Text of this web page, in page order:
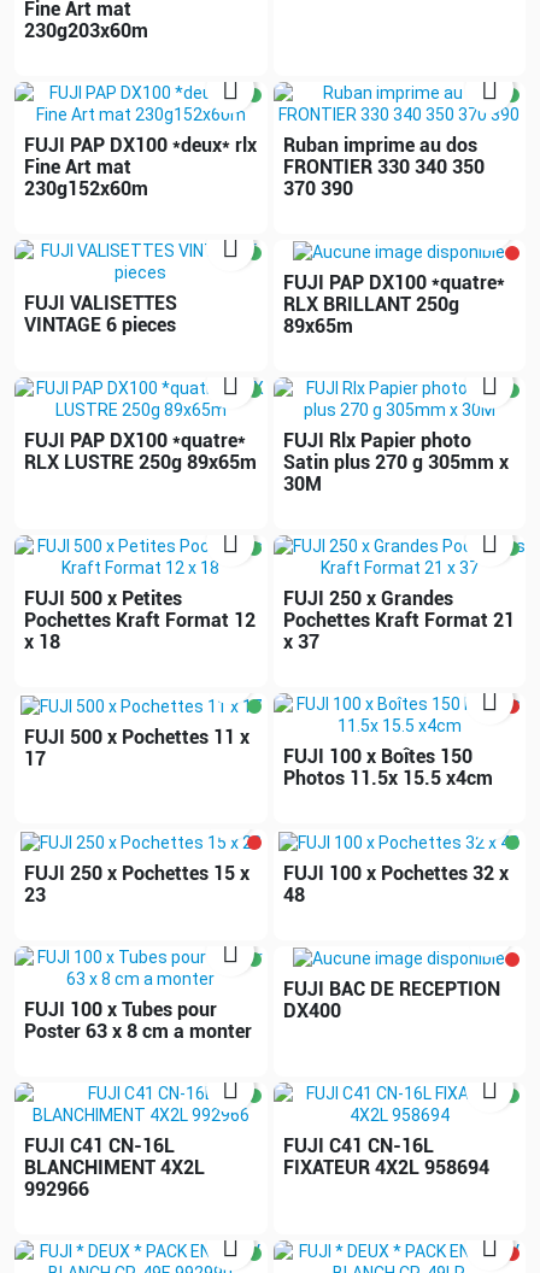
Fine Art mat
230g203x60m

FUJI PAP DX100 *deux* rlx
Fine Art mat
230g152x60m

Ruban imprime au dos
FRONTIER 330 340 350
370 390

FUJI VALISETTES
VINTAGE 6 pieces
FUJI PAP DX100 *quatre*
RLX BRILLANT 250g
89x65m

FUJI PAP DX100 *quatre*
RLX LUSTRE 250g 89x65m

FUJI Rlx Papier photo
Satin plus 270 g 305mm x
30M

FUJI 500 x Petites
Pochettes Kraft Format 12
x 18

FUJI 250 x Grandes
Pochettes Kraft Format 21
x 37
FUJI 500 x Pochettes 11 x
17

FUJI 100 x Boîtes 150
Photos 11.5x 15.5 x4cm
FUJI 250 x Pochettes 15 x
23
FUJI 100 x Pochettes 32 x
48

FUJI 100 x Tubes pour
Poster 63 x 8 cm a monter
FUJI BAC DE RECEPTION
DX400

FUJI C41 CN-16L
BLANCHIMENT 4X2L
992966

FUJI C41 CN-16L
FIXATEUR 4X2L 958694
 